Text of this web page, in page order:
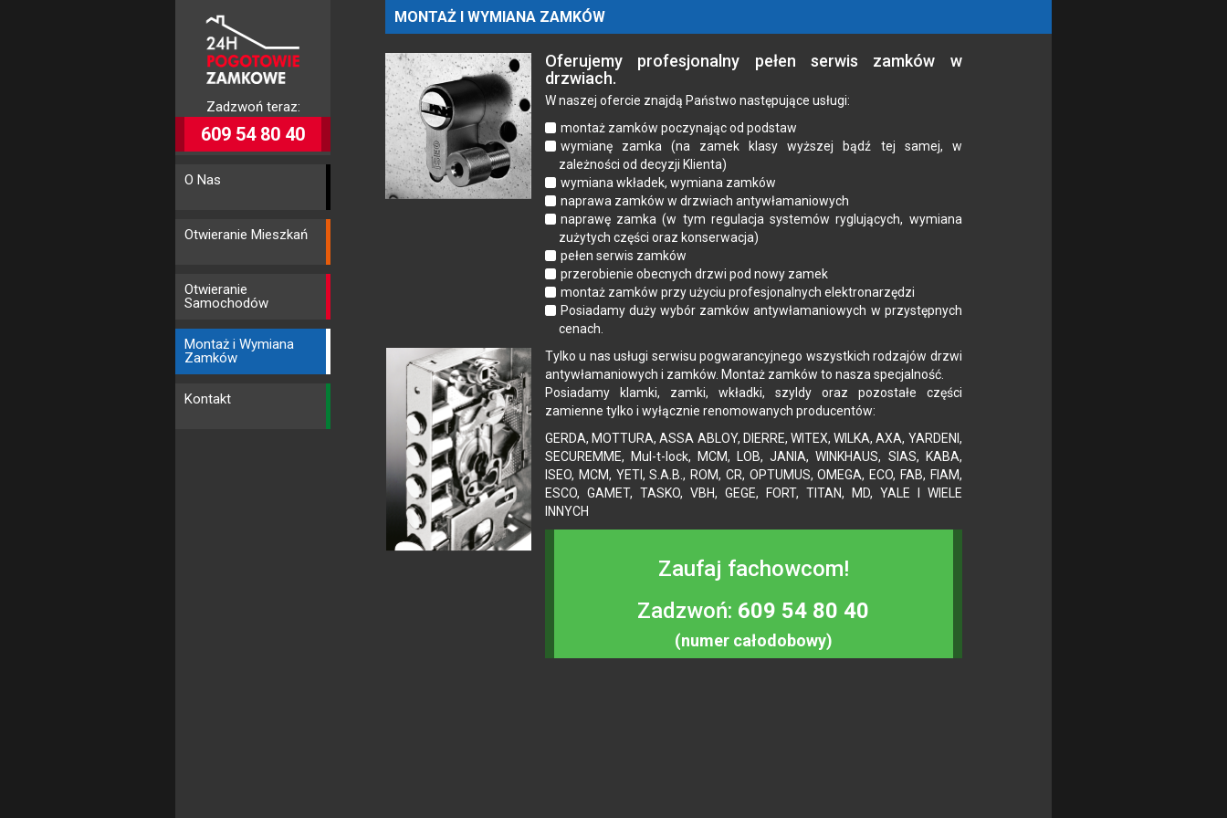
Zadzwoń teraz:
609 54 80 40
O Nas
Otwieranie Mieszkań
Otwieranie
Samochodów
Montaż i Wymiana
Zamków
Kontakt
MONTAŻ I WYMIANA ZAMKÓW
Oferujemy profesjonalny pełen serwis zamków w
drzwiach.
W naszej ofercie znajdą Państwo następujące usługi:
montaż zamków poczynając od podstaw
wymianę zamka (na zamek klasy wyższej bądź tej samej, w
zależności od decyzji Klienta)
wymiana wkładek, wymiana zamków
naprawa zamków w drzwiach antywłamaniowych
naprawę zamka (w tym regulacja systemów ryglujących, wymiana
zużytych części oraz konserwacja)
pełen serwis zamków
przerobienie obecnych drzwi pod nowy zamek
montaż zamków przy użyciu profesjonalnych elektronarzędzi
Posiadamy duży wybór zamków antywłamaniowych w przystępnych
cenach.
Tylko u nas usługi serwisu pogwarancyjnego wszystkich rodzajów drzwi
antywłamaniowych i zamków. Montaż zamków to nasza specjalność.
Posiadamy klamki, zamki, wkładki, szyldy oraz pozostałe części
zamienne tylko i wyłącznie renomowanych producentów:
GERDA, MOTTURA, ASSA ABLOY, DIERRE, WITEX, WILKA, AXA, YARDENI,
SECUREMME, Mul-t-lock, MCM, LOB, JANIA, WINKHAUS, SIAS, KABA,
ISEO, MCM, YETI, S.A.B., ROM, CR, OPTUMUS, OMEGA, ECO, FAB, FIAM,
ESCO, GAMET, TASKO, VBH, GEGE, FORT, TITAN, MD, YALE I WIELE
INNYCH
Zaufaj fachowcom!
Zadzwoń: 609 54 80 40
(numer całodobowy)